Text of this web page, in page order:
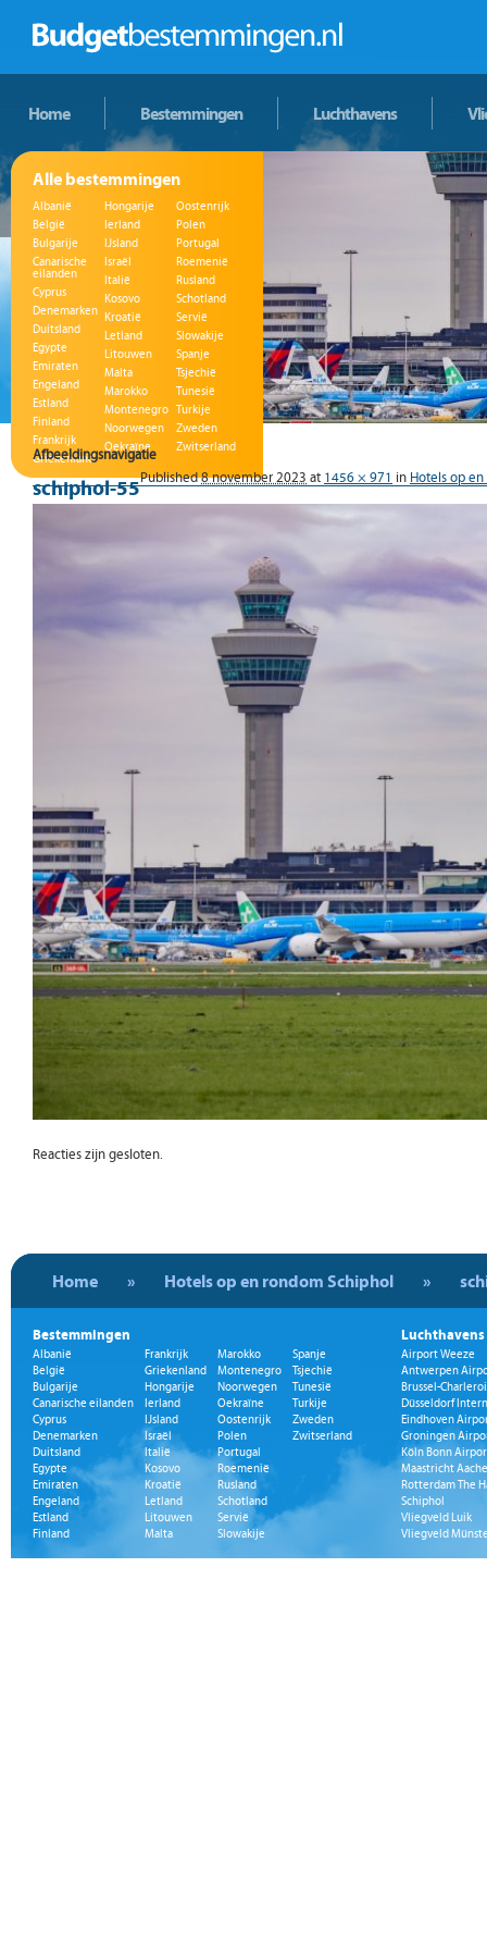
Home Bestemmingen Luchthavens
Alle bestemmingen
Albanië
België
Bulgarije
Canarische
eilanden
Cyprus
Denemarken
Duitsland
Egypte
Emiraten
Engeland
Estland
Finland
Frankrijk
Griekenland
Hongarije
Ierland
IJsland
Israël
Italië
Kosovo
Kroatië
Letland
Litouwen
Malta
Marokko
Montenegro
Noorwegen
Oekraïne
Oostenrijk
Polen
Portugal
Roemenië
Rusland
Schotland
Servië
Slowakije
Spanje
Tsjechië
Tunesië
Turkije
Zweden
Zwitserland
Afbeeldingsnavigatie
schiphol-55Published8 november 2023 at 1456 × 971 in Hotels op
Reacties zijn gesloten.
Home » Hotels op en rondom Schiphol »
Bestemmingen
Albanië
België
Bulgarije
Canarische eilanden
Cyprus
Denemarken
Duitsland
Egypte
Emiraten
Engeland
Estland
Finland
Frankrijk
Griekenland
Hongarije
Ierland
IJsland
Israël
Italië
Kosovo
Kroatië
Letland
Litouwen
Malta
Marokko
Montenegro
Noorwegen
Oekraïne
Oostenrijk
Polen
Portugal
Roemenië
Rusland
Schotland
Servië
Slowakije
Spanje
Tsjechië
Tunesië
Turkije
Zweden
Zwitserland
Luchthavens
Airport Weeze
Antwerpen
Brussel-
Düsseldorf
Eindhoven
Groningen
Köln Bonn
Maastricht
Rotterdam The
Schiphol
Vliegveld Luik
Vliegveld